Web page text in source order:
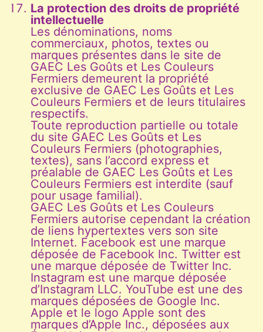
La protection des droits de propriété
intellectuelle
Les dénominations, noms
commerciaux, photos, textes ou
marques présentes dans le site de
GAEC Les Goûts et Les Couleurs
Fermiers demeurent la propriété
exclusive de GAEC Les Goûts et Les
Couleurs Fermiers et de leurs titulaires
respectifs.
Toute reproduction partielle ou totale
du site GAEC Les Goûts et Les
Couleurs Fermiers (photographies,
textes), sans l’accord express et
préalable de GAEC Les Goûts et Les
Couleurs Fermiers est interdite (sauf
pour usage familial).
GAEC Les Goûts et Les Couleurs
Fermiers autorise cependant la création
de liens hypertextes vers son site
Internet. Facebook est une marque
déposée de Facebook Inc. Twitter est
une marque déposée de Twitter Inc.
Instagram est une marque déposée
d’Instagram LLC. YouTube est une des
marques déposées de Google Inc.
Apple et le logo Apple sont des
marques d’Apple Inc., déposées aux